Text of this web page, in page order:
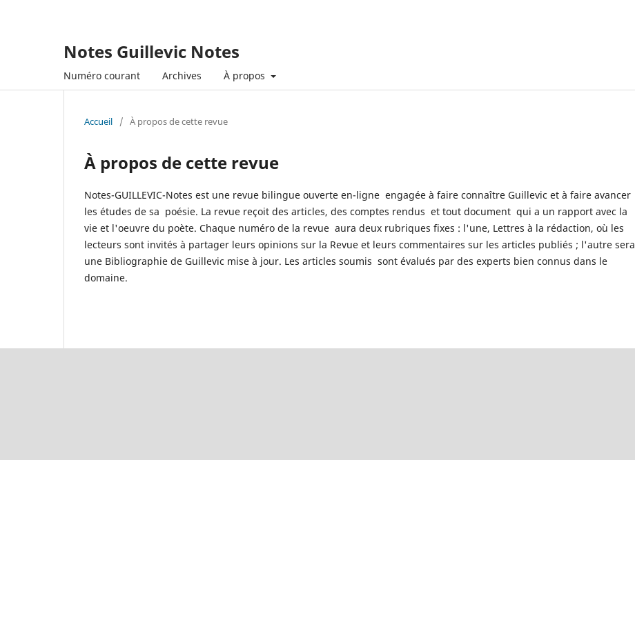
Notes Guillevic Notes
Numéro courant Archives À propos
Accueil / À propos de cette revue
À propos de cette revue
Notes-GUILLEVIC-Notes est une revue bilingue ouverte en-ligne engagée à faire connaître Guillevic et à faire avancer
les études de sa poésie. La revue reçoit des articles, des comptes rendus et tout document qui a un rapport avec la
vie et l'oeuvre du poète. Chaque numéro de la revue aura deux rubriques fixes : l'une, Lettres à la rédaction, où les
lecteurs sont invités à partager leurs opinions sur la Revue et leurs commentaires sur les articles publiés ; l'autre sera
une Bibliographie de Guillevic mise à jour. Les articles soumis sont évalués par des experts bien connus dans le
domaine.